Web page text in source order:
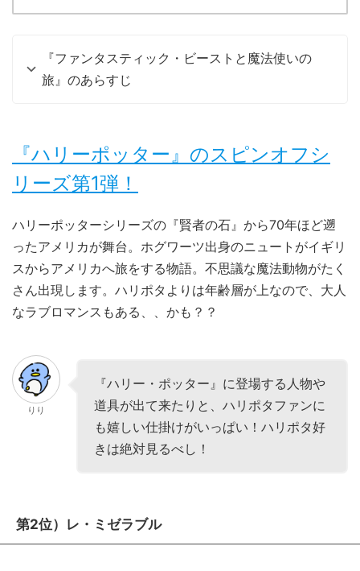
『ファンタスティック・ビーストと魔法使いの
旅』のあらすじ
『ハリーポッター』のスピンオフシ
リーズ第1弾！
ハリーポッターシリーズの『賢者の石』から70年ほど遡
ったアメリカが舞台。ホグワーツ出身のニュートがイギリ
スからアメリカへ旅をする物語。不思議な魔法動物がたく
さん出現します。ハリポタよりは年齢層が上なので、大人
なラブロマンスもある、、かも？？
りり
『ハリー・ポッター』に登場する人物や
道具が出て来たりと、ハリポタファンに
も嬉しい仕掛けがいっぱい！ハリポタ好
きは絶対見るべし！
第2位）レ・ミゼラブル